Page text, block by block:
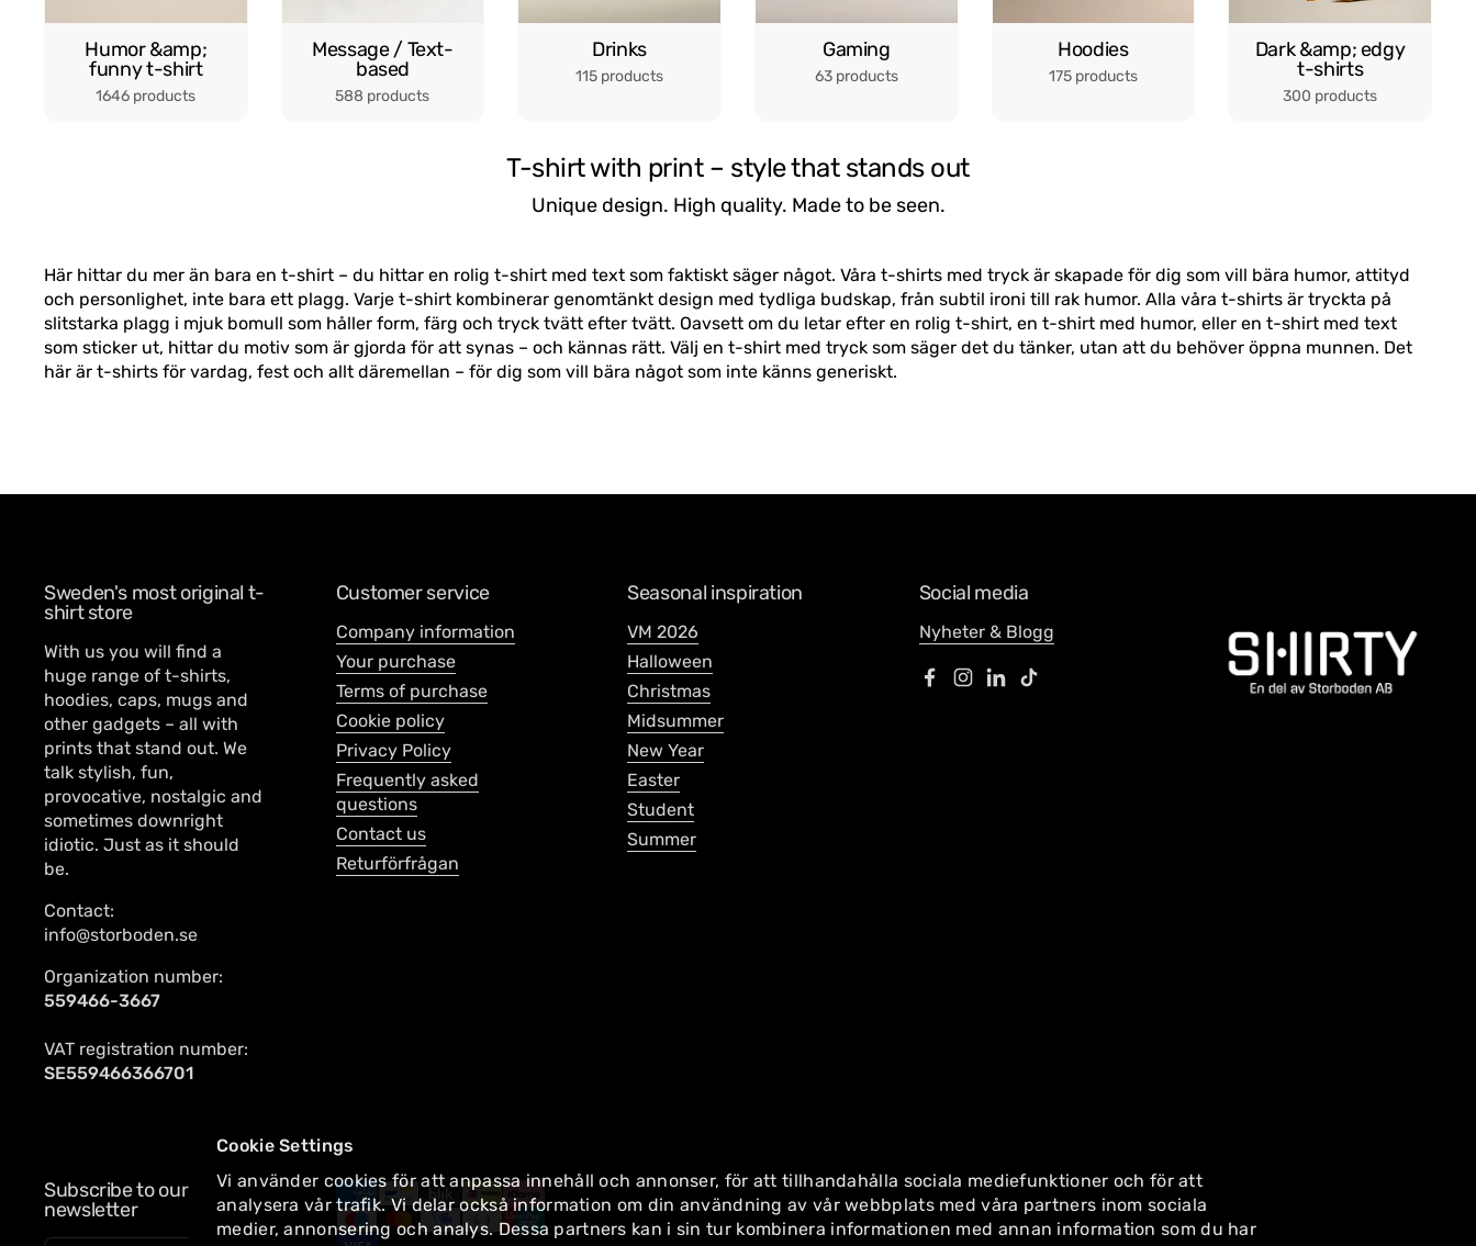
Humor &amp;
funny t-shirt
1646 products
Message / Text-
based
588 products
Drinks
115 products
Gaming
63 products
Hoodies
175 products
Dark &amp; ​​edgy
t-shirts
300 products
T-shirt with print – style that stands out
Unique design. High quality. Made to be seen.
Här hittar du mer än bara en t-shirt – du hittar en rolig t-shirt med text som faktiskt säger något. Våra t-shirts med tryck är skapade för dig som vill bära humor, attityd
och personlighet, inte bara ett plagg. Varje t-shirt kombinerar genomtänkt design med tydliga budskap, från subtil ironi till rak humor. Alla våra t-shirts är tryckta på
slitstarka plagg i mjuk bomull som håller form, färg och tryck tvätt efter tvätt. Oavsett om du letar efter en rolig t-shirt, en t-shirt med humor, eller en t-shirt med text
som sticker ut, hittar du motiv som är gjorda för att synas – och kännas rätt. Välj en t-shirt med tryck som säger det du tänker, utan att du behöver öppna munnen. Det
här är t-shirts för vardag, fest och allt däremellan – för dig som vill bära något som inte känns generiskt.
Sweden's most original t-
shirt store
With us you will find a
huge range of t-shirts,
hoodies, caps, mugs and
other gadgets – all with
prints that stand out. We
talk stylish, fun,
provocative, nostalgic and
sometimes downright
idiotic. Just as it should
be.
Contact:
info@storboden.se
Organization number:
559466-3667
VAT registration number:
SE559466366701
Customer service
Company information
Your purchase
Terms of purchase
Cookie policy
Privacy Policy
Frequently asked
questions
Contact us
Returförfrågan
Seasonal inspiration
VM 2026
Halloween
Christmas
Midsummer
New Year
Easter
Student
Summer
Social media
Nyheter & Blogg
Facebook
Instagram
LinkedIn
TikTok
Subscribe to our
newsletter
Cookie Settings
Vi använder cookies för att anpassa innehåll och annonser, för att tillhandahålla sociala mediefunktioner och för att
analysera vår trafik. Vi delar också information om din användning av vår webbplats med våra partners inom sociala
medier, annonsering och analys. Dessa partners kan i sin tur kombinera informationen med annan information som du har